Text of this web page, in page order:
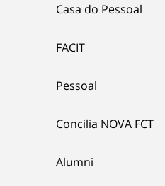
Casa do Pessoal
FACIT
Pessoal
Concilia NOVA FCT
Alumni